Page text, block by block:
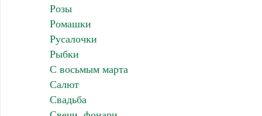
Розы
Ромашки
Русалочки
Рыбки
С восьмым марта
Салют
Свадьба